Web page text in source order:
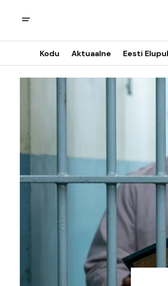
Kodu Aktuaalne Eesti